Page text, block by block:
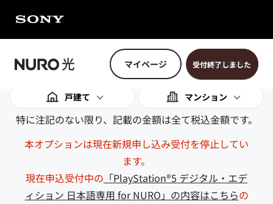
マイページ お申し込み
戸建て マンション
特に注記のない限り、記載の金額は全て税込金額です。
本オプションは現在新規申し込み受付を停止してい
ます。
現在申込受付中の 「PlayStation®5 デジタル・エデ
ィション 日本語専用 for NURO」の内容はこちらの